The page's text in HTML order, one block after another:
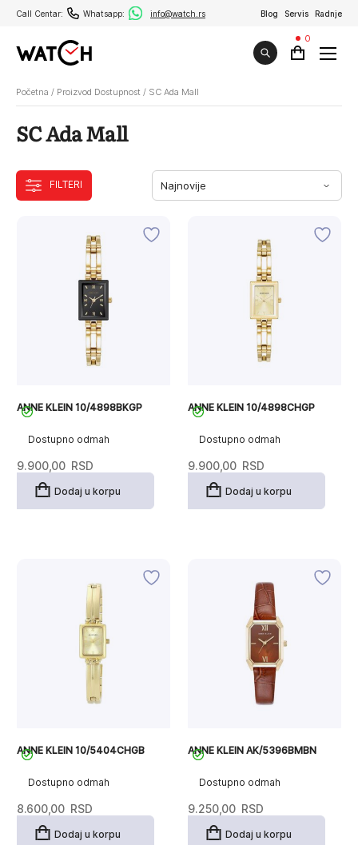
Call Centar: Whatsapp: info@watch.rs Blog Servis Radnje
0
Početna / Proizvod Dostupnost / SC Ada Mall
SC Ada Mall
FILTERI
Dostupno odmah
ANNE KLEIN 10/4898BKGP
9.900,00 RSD
Dodaj u korpu
Dostupno odmah
ANNE KLEIN 10/4898CHGP
9.900,00 RSD
Dodaj u korpu
Dostupno odmah
ANNE KLEIN 10/5404CHGB
8.600,00 RSD
Dodaj u korpu
Dostupno odmah
ANNE KLEIN AK/5396BMBN
9.250,00 RSD
Dodaj u korpu